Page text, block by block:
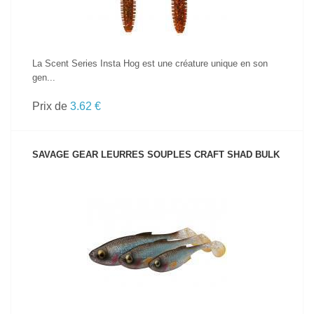
La Scent Series Insta Hog est une créature unique en son
gen...
Prix de 3.62 €
SAVAGE GEAR LEURRES SOUPLES CRAFT SHAD BULK
VOIR LE PRODUIT